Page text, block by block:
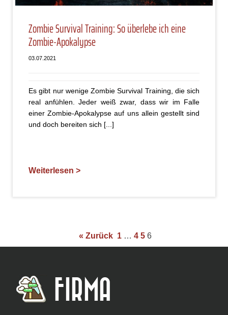
Zombie Survival Training: So überlebe ich eine
Zombie-Apokalypse
03.07.2021
Es gibt nur wenige Zombie Survival Training, die sich
real anfühlen. Jeder weiß zwar, dass wir im Falle
einer Zombie-Apokalypse auf uns allein gestellt sind
und doch bereiten sich [...]
Weiterlesen >
« Zurück 1 … 4 5 6
FIRMA